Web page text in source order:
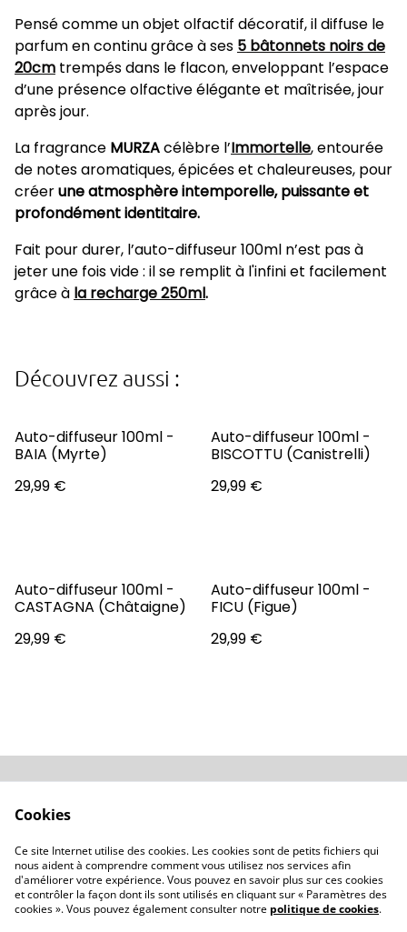
Pensé comme un objet olfactif décoratif, il diffuse le
parfum en continu grâce à ses 5 bâtonnets noirs de
20cm trempés dans le flacon, enveloppant l’espace
d’une présence olfactive élégante et maîtrisée, jour
après jour.
La fragrance MURZAcélèbre l’Immortelle, entourée
de notes aromatiques, épicées et chaleureuses, pour
créerune atmosphère intemporelle, puissante et
profondément identitaire.
Fait pour durer, l’auto-diffuseur 100ml n’est pas à
jeter une fois vide : il se remplit à l'infini et facilement
grâce à la r ech arg e 250ml.
Découvrez aussi :
Auto-diffuseur 100ml -
BAIA (Myrte)
29,99 €
Auto-diffuseur 100ml -
BISCOTTU (Canistrelli)
29,99 €
Auto-diffuseur 100ml -
CASTAGNA (Châtaigne)
29,99 €
Auto-diffuseur 100ml -
FICU (Figue)
29,99 €
Politique de cookies
Revendeurs
Contactez-nous
Cookies
Ce site Internet utilise des cookies. Les cookies sont de petits fichiers qui
nous aident à comprendre comment vous utilisez nos services afin
d'améliorer votre expérience. Vous pouvez en savoir plus sur ces cookies
et contrôler la façon dont ils sont utilisés en cliquant sur « Paramètres des
cookies ». Vous pouvez également consulter notre politique de cookies.